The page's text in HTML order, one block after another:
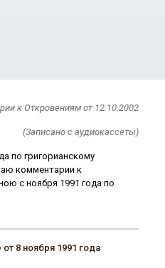
к Откровениям от 12.10.2002
(Записано с аудиокассеты)
по григорианскому
комментарии к
с ноября 1991 года по
8 ноября 1991 года